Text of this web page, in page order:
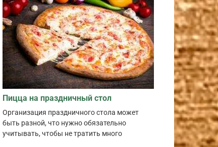
Пицца на праздничный стол
Организация праздничного стола может
быть разной, что нужно обязательно
учитывать, чтобы не тратить много